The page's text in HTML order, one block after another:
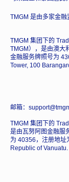
TMGM 是由多家金融
TMGM 集团下的
TMGM），是由澳大
金融服务牌照号为
Tower, 100
邮箱：
TMGM 集团下的
是由瓦努阿图金融服
为 40356，注册地址
Republic of Vanuatu.